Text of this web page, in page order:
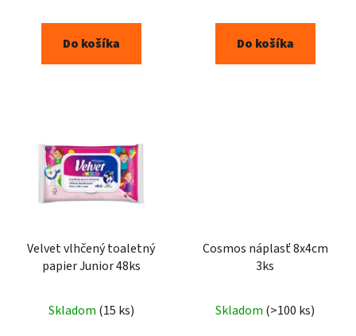
Do košíka Do košíka
Velvet vlhčený toaletný
papier Junior 48ks
Skladom (15 ks)
Cosmos náplasť 8x4cm
3ks
Skladom (>100 ks)